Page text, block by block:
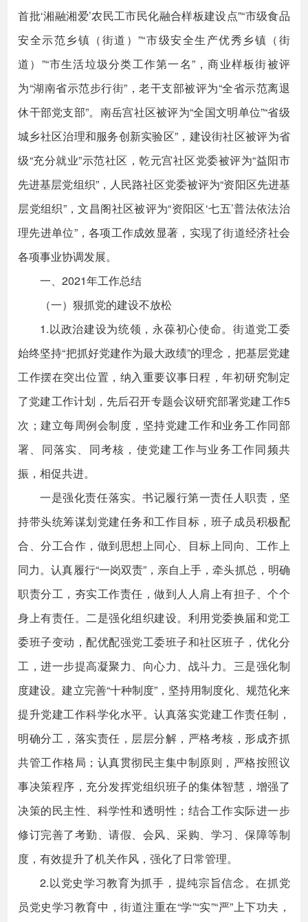
首批‘湘融湘爱’农民工市民化融合样板建设点”“市级食品
安全示范乡镇（街道）”“市级安全生产优秀乡镇（街
道）”“市生活垃圾分类工作第一名”，商业样板街被评
为“湖南省示范步行街”，老干支部被评为“全省示范离退
休干部党支部”。南岳宫社区被评为“全国文明单位”“省级
城乡社区治理和服务创新实验区”，建设街社区被评为省
级“充分就业”示范社区，乾元宫社区党委被评为“益阳市
先进基层党组织”，人民路社区党委被评为“资阳区先进基
层党组织”，文昌阁社区被评为“资阳区‘七五’普法依法治
理先进单位”，各项工作成效显著，实现了街道经济社会
各项事业协调发展。
一、2021年工作总结
（一）狠抓党的建设不放松
1.以政治建设为统领，永葆初心使命。街道党工委
始终坚持“把抓好党建作为最大政绩”的理念，把基层党建
工作摆在突出位置，纳入重要议事日程，年初研究制定
了党建工作计划，先后召开专题会议研究部署党建工作5
次；建立每周例会制度，坚持党建工作和业务工作同部
署、同落实、同考核，使党建工作与业务工作同频共
振，相促共进。
一是强化责任落实。书记履行第一责任人职责，坚
持带头统筹谋划党建任务和工作目标，班子成员积极配
合、分工合作，做到思想上同心、目标上同向、工作上
同力。认真履行“一岗双责”，亲自上手，牵头抓总，明确
职责分工，夯实工作责任，做到人人肩上有担子、个个
身上有责任。二是强化组织建设。利用党委换届和党工
委班子变动，配优配强党工委班子和社区班子，优化分
工，进一步提高凝聚力、向心力、战斗力。三是强化制
度建设。建立完善“十种制度”，坚持用制度化、规范化来
提升党建工作科学化水平。认真落实党建工作责任制，
明确分工，落实责任，层层分解，严格考核，形成齐抓
共管工作格局；认真贯彻民主集中制原则，严格按照议
事决策程序，充分发挥党组织班子的集体智慧，增强了
决策的民主性、科学性和透明性；结合工作实际进一步
修订完善了考勤、请假、会风、采购、学习、保障等制
度，有效提升了机关作风，强化了日常管理。
2.以党史学习教育为抓手，提纯宗旨信念。在抓党
员党史学习教育中，街道注重在“学”“实”“严”上下功夫，